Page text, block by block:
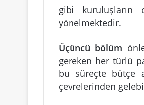
gibi kuruluşların
yönelmektedir.
Üçüncü bölüm
gereken her türlü
bu süreçte bütçe
çevrelerinden